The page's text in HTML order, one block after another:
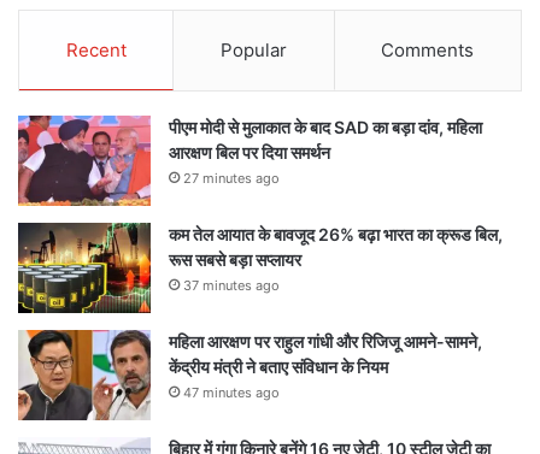
Recent Popular Comments
पीएम मोदी से मुलाकात के बाद SAD का बड़ा दांव, महिला
आरक्षण बिल पर दिया समर्थन
27 minutes ago
कम तेल आयात के बावजूद 26% बढ़ा भारत का क्रूड बिल,
रूस सबसे बड़ा सप्लायर
37 minutes ago
महिला आरक्षण पर राहुल गांधी और रिजिजू आमने-सामने,
केंद्रीय मंत्री ने बताए संविधान के नियम
47 minutes ago
बिहार में गंगा किनारे बनेंगे 16 नए जेटी, 10 स्टील जेटी का